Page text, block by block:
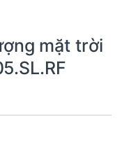
mặt trời